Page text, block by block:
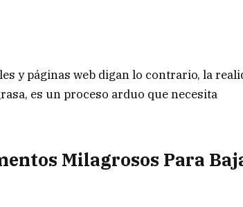
y páginas web digan lo contrario, la
es un proceso arduo que necesita
Milagrosos Para